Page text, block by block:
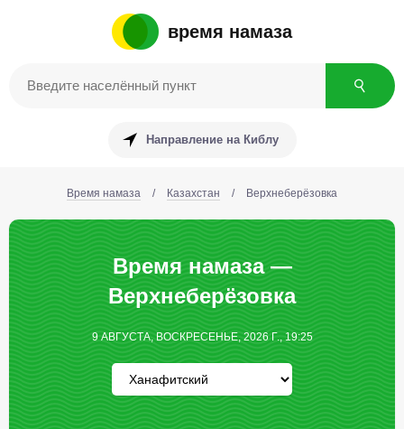
время намаза
Направление на Киблу
Время намаза / Казахстан / Верхнеберёзовка
Время намаза —
Верхнеберёзовка
9 АВГУСТА, ВОСКРЕСЕНЬЕ, 2026 Г., 19:25